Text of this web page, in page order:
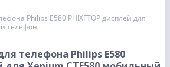
Philips E580 PHIXFTOP дисплей для
телефон
телефона Philips E580